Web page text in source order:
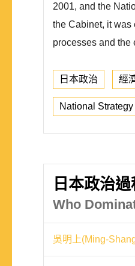
2001, and the
the Cabinet, it was
processes and the
日本政治 經
National
日本政治
Who
吳明上(Ming-